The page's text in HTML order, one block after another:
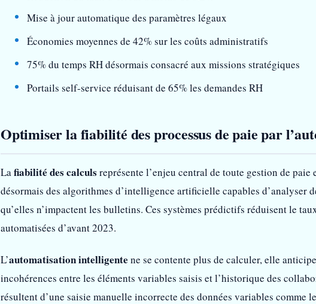
Mise à jour automatique des paramètres légaux
Économies moyennes de 42% sur les coûts administratifs
75% du temps RH désormais consacré aux missions stratégiques
Portails self-service réduisant de 65% les demandes RH
Optimiser la fiabilité des processus de paie par
Lafiabilité des calculs représente l’enjeu central de toute gestion de
désormais des algorithmes d’intelligence artificielle capables d’analyser
qu’elles n’impactent les bulletins. Ces systèmes prédictifs réduisent le
automatisées d’avant 2023.
L’automatisation intelligente ne se contente plus de calculer, elle
incohérences entre les éléments variables saisis et l’historique des
résultent d’une saisie manuelle incorrecte des données variables comme